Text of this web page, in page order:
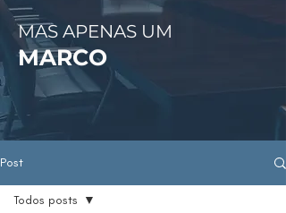
MAS APENAS UM
MARCO
Post
Todos posts